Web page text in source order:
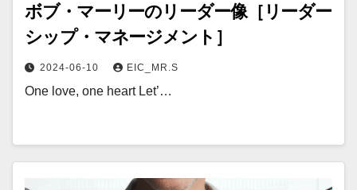
ボブ・マーリーのリーダー像［リーダー
シップ・マネージメント］
2024-06-10 EIC_MR.S
One love, one heart Let’…